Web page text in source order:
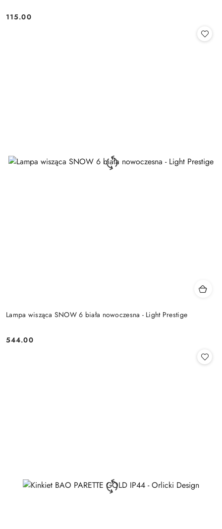
Cena:
115.00
Lampa wisząca SNOW 6 biała nowoczesna - Light Prestige
Cena:
544.00